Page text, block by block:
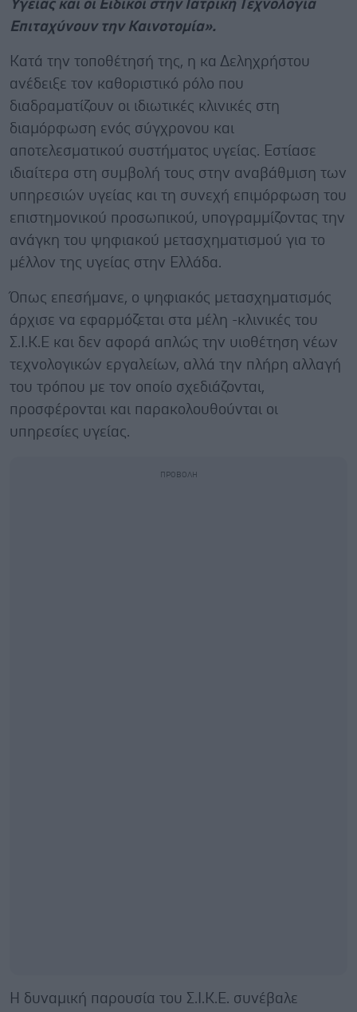
Υγείας και οι Ειδικοί στην Ιατρική Τεχνολογία
Επιταχύνουν την Καινοτομία».
Κατά την τοποθέτησή της, η κα Δεληχρήστου
ανέδειξε τον καθοριστικό ρόλο που
διαδραματίζουν οι ιδιωτικές κλινικές στη
διαμόρφωση ενός σύγχρονου και
αποτελεσματικού συστήματος υγείας. Εστίασε
ιδιαίτερα στη συμβολή τους στην αναβάθμιση των
υπηρεσιών υγείας και τη συνεχή επιμόρφωση του
επιστημονικού προσωπικού, υπογραμμίζοντας την
ανάγκη του ψηφιακού μετασχηματισμού για το
μέλλον της υγείας στην Ελλάδα.
Όπως επεσήμανε, ο ψηφιακός μετασχηματισμός
άρχισε να εφαρμόζεται στα μέλη -κλινικές του
Σ.Ι.Κ.Ε και δεν αφορά απλώς την υιοθέτηση νέων
τεχνολογικών εργαλείων, αλλά την πλήρη αλλαγή
του τρόπου με τον οποίο σχεδιάζονται,
προσφέρονται και παρακολουθούνται οι
υπηρεσίες υγείας.
Η δυναμική παρουσία του Σ.Ι.Κ.Ε. συνέβαλε